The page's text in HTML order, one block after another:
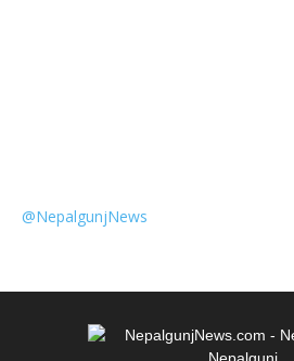
@NepalgunjNews